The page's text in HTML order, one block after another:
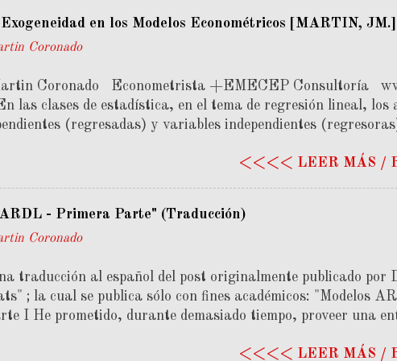
Por ejemplo, partiendo de un análisis de
un mercado, un modelo dinámico incluirá dos series de
representa una nueva situ...
en los Modelos Econométricos [MARTIN, JM.]
Coronado
Coronado Econometrista +EMECEP Consultoría
las clases de estadística, en el tema de regresión lineal, los
(regresadas) y variables independientes
econometría, ese lenguaje tiende a cambiar, para confundir,
cuya evolución y/o comportamiento depende de
(no dependencia). No obstante, este enfoque parece ser
<<<< LEER MÁS /
- Primera Parte" (Traducción)
Coronado
traducción al español del post originalmente publicado por
; la cual se publica sólo con fines académicos: "Modelos
I He prometido, durante demasiado tiempo, proveer una
Rezagos Distribuidos". Los modelos de regresión de este tipo
<<<< LEER MÁS /